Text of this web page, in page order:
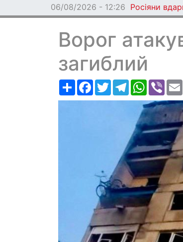
06/08/2026 - 12:26 Росіяни
Ворог
загиблий
РесурсFacebook
TwitterTelegramWhatsApp
Viber